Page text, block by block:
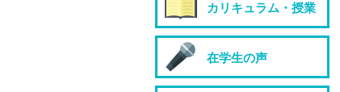
カリキュラム・授業
在学生の声